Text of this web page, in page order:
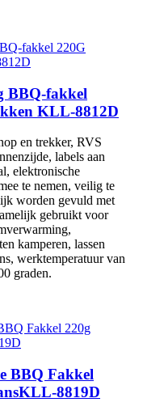
BBQ-fakkel
KLL-8812D
en trekker, RVS
labels aan
elektronische
te nemen, veilig te
worden gevuld met
gebruikt voor
kamperen, lassen
werktemperatuur van
graden.
BBQ Fakkel
8819D